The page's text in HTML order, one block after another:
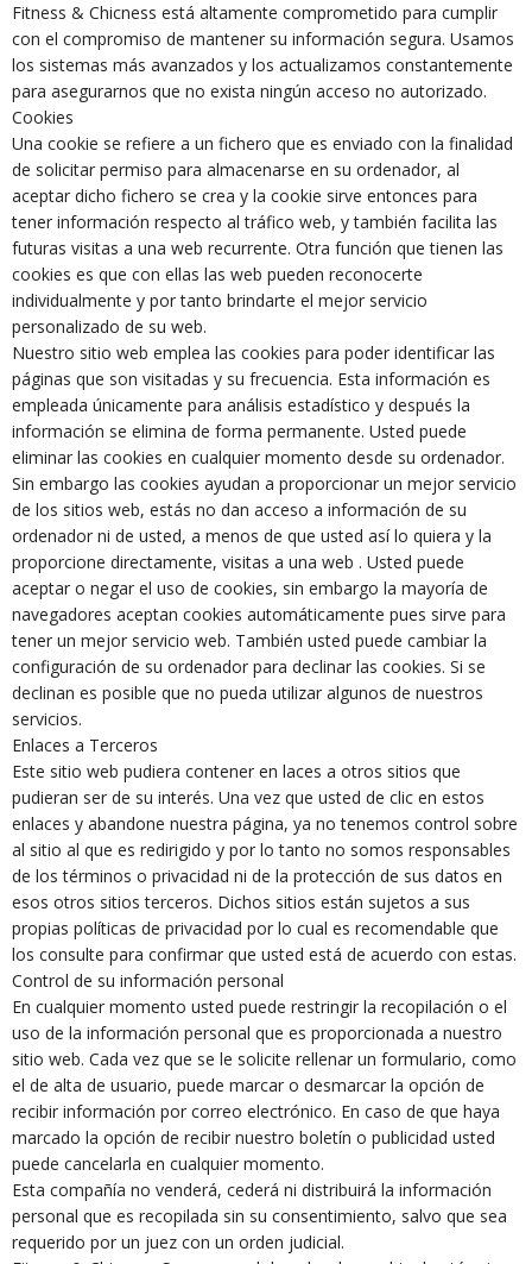
Fitness & Chicness está altamente comprometido para cumplir
con el compromiso de mantener su información segura. Usamos
los sistemas más avanzados y los actualizamos constantemente
para asegurarnos que no exista ningún acceso no autorizado.
Cookies
Una cookie se refiere a un fichero que es enviado con la finalidad
de solicitar permiso para almacenarse en su ordenador, al
aceptar dicho fichero se crea y la cookie sirve entonces para
tener información respecto al tráfico web, y también facilita las
futuras visitas a una web recurrente. Otra función que tienen las
cookies es que con ellas las web pueden reconocerte
individualmente y por tanto brindarte el mejor servicio
personalizado de su web.
Nuestro sitio web emplea las cookies para poder identificar las
páginas que son visitadas y su frecuencia. Esta información es
empleada únicamente para análisis estadístico y después la
información se elimina de forma permanente. Usted puede
eliminar las cookies en cualquier momento desde su ordenador.
Sin embargo las cookies ayudan a proporcionar un mejor servicio
de los sitios web, estás no dan acceso a información de su
ordenador ni de usted, a menos de que usted así lo quiera y la
proporcione directamente, visitas a una web . Usted puede
aceptar o negar el uso de cookies, sin embargo la mayoría de
navegadores aceptan cookies automáticamente pues sirve para
tener un mejor servicio web. También usted puede cambiar la
configuración de su ordenador para declinar las cookies. Si se
declinan es posible que no pueda utilizar algunos de nuestros
servicios.
Enlaces a Terceros
Este sitio web pudiera contener en laces a otros sitios que
pudieran ser de su interés. Una vez que usted de clic en estos
enlaces y abandone nuestra página, ya no tenemos control sobre
al sitio al que es redirigido y por lo tanto no somos responsables
de los términos o privacidad ni de la protección de sus datos en
esos otros sitios terceros. Dichos sitios están sujetos a sus
propias políticas de privacidad por lo cual es recomendable que
los consulte para confirmar que usted está de acuerdo con estas.
Control de su información personal
En cualquier momento usted puede restringir la recopilación o el
uso de la información personal que es proporcionada a nuestro
sitio web. Cada vez que se le solicite rellenar un formulario, como
el de alta de usuario, puede marcar o desmarcar la opción de
recibir información por correo electrónico. En caso de que haya
marcado la opción de recibir nuestro boletín o publicidad usted
puede cancelarla en cualquier momento.
Esta compañía no venderá, cederá ni distribuirá la información
personal que es recopilada sin su consentimiento, salvo que sea
requerido por un juez con un orden judicial.